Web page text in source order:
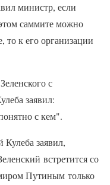
министр, если
саммите можно
то к его организации
с
заявил:
с кем".
заявил,
встретится со
Путиным только